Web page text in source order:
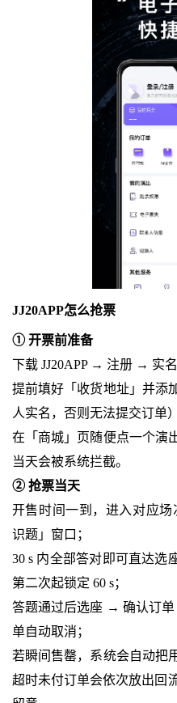
JJ20APP怎么抢票
① 开票前准备
下载 JJ20APP → 注册 → 实
提前填好「收货地址」并添
人实名，否则无法提交订单）
在「商城」页随便点一个演
当天会被系统拦截。
② 抢票当天
开售时间一到，进入对应
识题」窗口；
30 s 内全部答对即可直达选
第二次起锁定 60 s；
答题通过后选座 → 确认订单
单自动取消；
若瞬间售罄，系统会自动把
超时未付订单会依次放出回